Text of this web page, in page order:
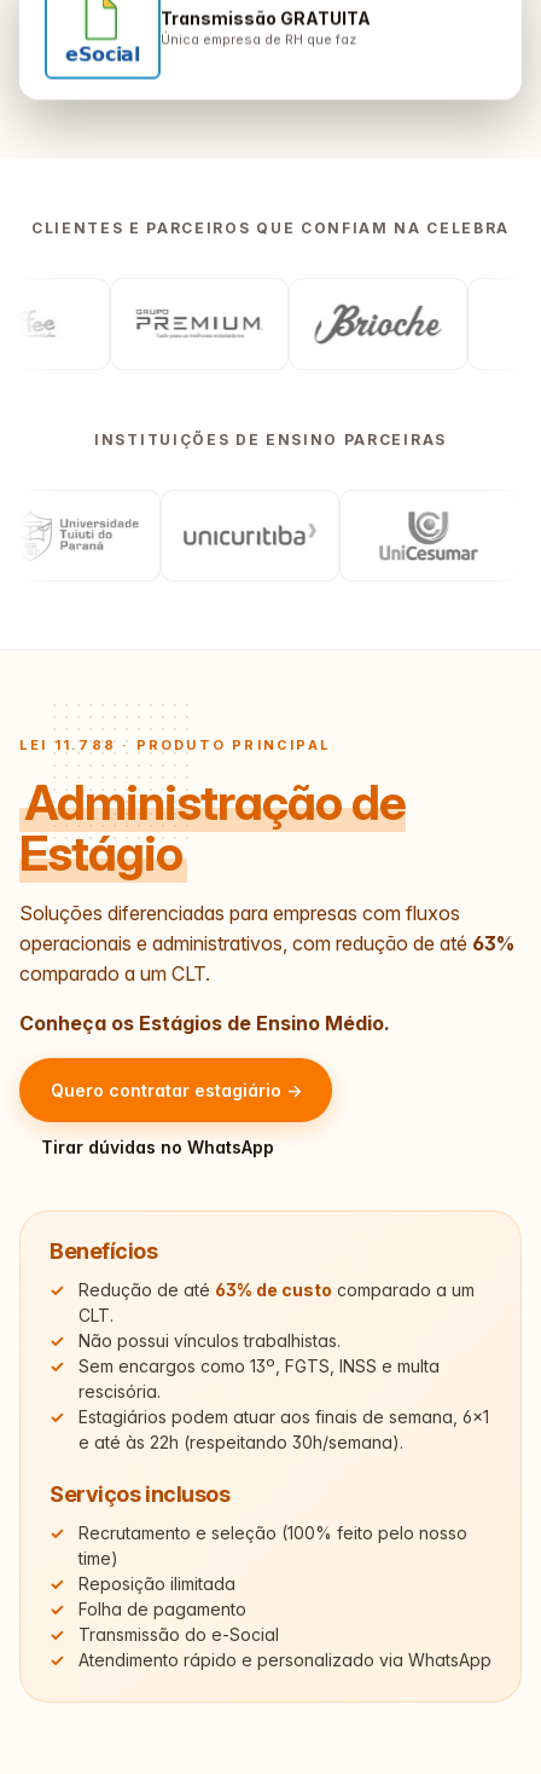
Transmissão GRATUITA
Única empresa de RH que faz
CLIENTES E PARCEIROS QUE CONFIAM NA CELEBRA
INSTITUIÇÕES DE ENSINO PARCEIRAS
LEI 11.788 · PRODUTO PRINCIPAL
Administração de
Estágio
Soluções diferenciadas para empresas com fluxos
operacionais e administrativos, com redução de até 63%
comparado a um CLT.
Conheça os Estágios de Ensino Médio.
Quero contratar estagiário →
Tirar dúvidas no WhatsApp
Benefícios
Redução de até 63% de custo comparado a um
CLT.
Não possui vínculos trabalhistas.
Sem encargos como 13º, FGTS, INSS e multa
rescisória.
Estagiários podem atuar aos finais de semana, 6×1
e até às 22h (respeitando 30h/semana).
Serviços inclusos
Recrutamento e seleção (100% feito pelo nosso
time)
Reposição ilimitada
Folha de pagamento
Transmissão do e-Social
Atendimento rápido e personalizado via WhatsApp